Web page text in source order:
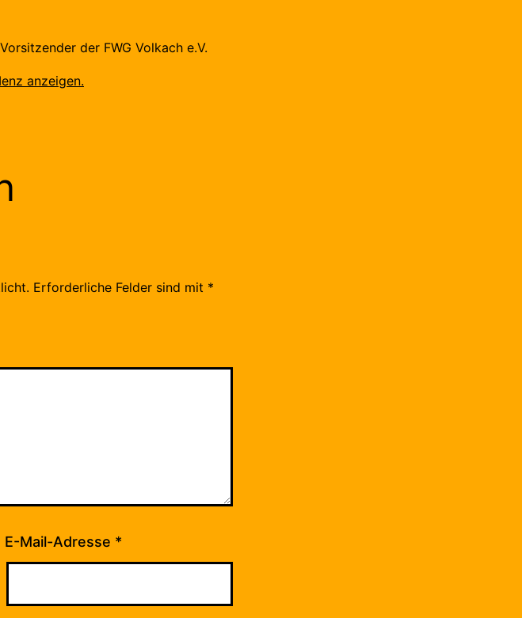
der FWG Volkach e.V.
anzeigen.
Erforderliche Felder sind mit *
E-Mail-Adresse *